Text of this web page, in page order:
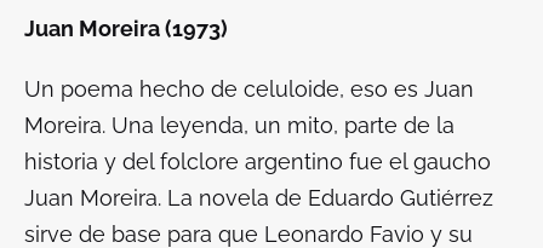
Juan Moreira (1973)
Un poema hecho de celuloide, eso es Juan
Moreira. Una leyenda, un mito, parte de la
historia y del folclore argentino fue el gaucho
Juan Moreira. La novela de Eduardo Gutiérrez
sirve de base para que Leonardo Favio y su